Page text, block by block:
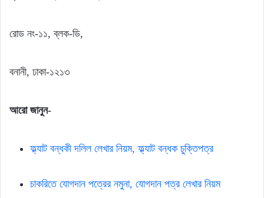
রোড নং-১১, ব্লক-ডি,
বনানী, ঢাকা-১২১৩
আরো জানুন-
ফ্ল্যাট বন্ধকী দলিল লেখার নিয়ম, ফ্ল্যাট বন্ধক চুক্তিপত্র
চাকরিতে যোগদান পত্রের নমুনা, যোগদান পত্র লেখার নিয়ম